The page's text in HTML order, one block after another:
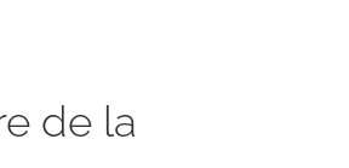
de la